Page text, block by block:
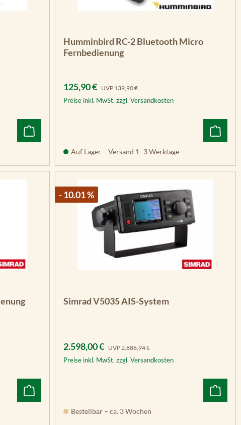
Humminbird RC-2 Bluetooth Micro
Fernbedienung
Verkaufspreis:
125,90 € UVP Regulärer Preis:
139,90 €
Preise inkl. MwSt. zzgl. Versandkosten
Auf Lager – Versand 1–3 Werktage
- 10.01 %
Simrad V5035 AIS-System
Verkaufspreis:
2.598,00 € UVP Regulärer Preis:
2.886,94 €
Preise inkl. MwSt. zzgl. Versandkosten
Bestellbar – ca. 3 Wochen